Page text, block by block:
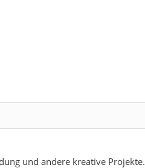
und andere kreative Projekte.